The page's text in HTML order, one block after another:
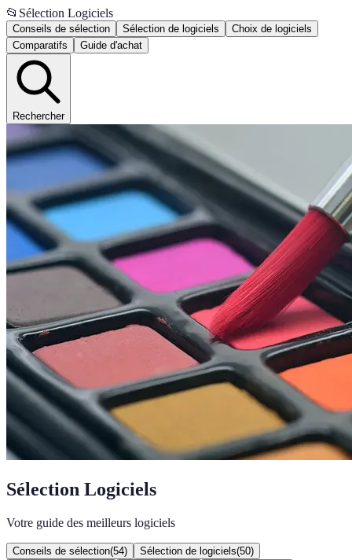
📂 Sélection Logiciels
Conseils de sélection Sélection de logiciels
Choix de logiciels
Comparatifs
Guide d'achat
Rechercher
Sélection Logiciels
Votre guide des meilleurs logiciels
Conseils de sélection(54) Sélection de logiciels(50)